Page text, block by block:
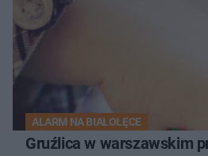
ALARM NA BIAŁOŁĘCE
Gruźlica w warszawskim